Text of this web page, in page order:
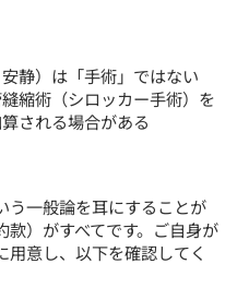
静）は「手術」ではない
縮術（シロッカー手術）を
される場合がある
う一般論を耳にすることが
）がすべてです。ご自身が
意し、以下を確認してく